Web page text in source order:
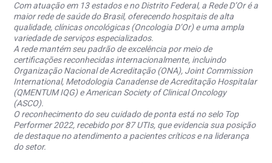
Com atuação em 13 estados e no Distrito Federal, a Rede D’Or é a
maior rede de saúde do Brasil, oferecendo hospitais de alta
qualidade, clínicas oncológicas (Oncologia D’Or) e uma ampla
variedade de serviços especializados.
A rede mantém seu padrão de excelência por meio de
certificações reconhecidas internacionalmente, incluindo
Organização Nacional de Acreditação (ONA), Joint Commission
International, Metodologia Canadense de Acreditação Hospitalar
(QMENTUM IQG) e American Society of Clinical Oncology
(ASCO).
O reconhecimento do seu cuidado de ponta está no selo Top
Performer 2022, recebido por 87 UTIs, que evidencia sua posição
de destaque no atendimento a pacientes críticos e na liderança
do setor.